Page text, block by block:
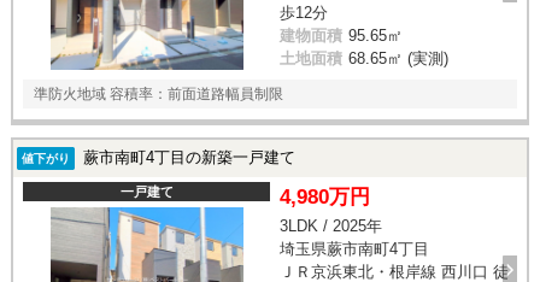
歩12分
建物面積 95.65㎡
土地面積 68.65㎡ (実測)
準防火地域 容積率：前面道路幅員制限
値下がり 蕨市南町4丁目の新築一戸建て
一戸建て 4,980万円
3LDK / 2025年
埼玉県蕨市南町4丁目
ＪＲ京浜東北・根岸線 西川口 徒